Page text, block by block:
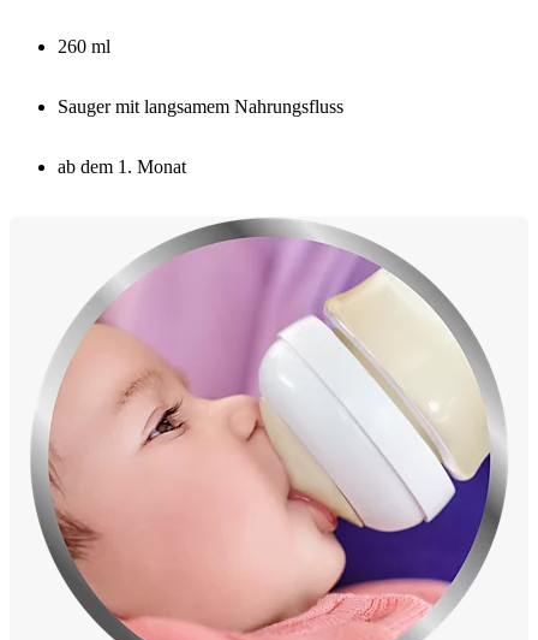
260 ml
Sauger mit langsamem Nahrungsfluss
ab dem 1. Monat